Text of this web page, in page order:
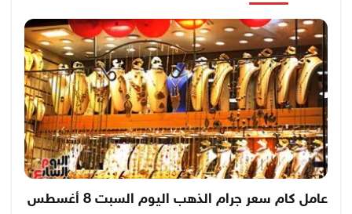
عامل كام سعر جرام الذهب اليوم السبت 8 أغسطس